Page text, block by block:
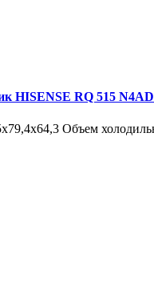
HISENSE RQ 515
Объем